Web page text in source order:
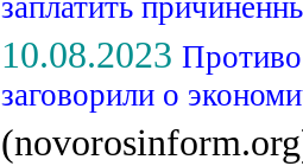
заплатить
10.08.2023
заговорили о